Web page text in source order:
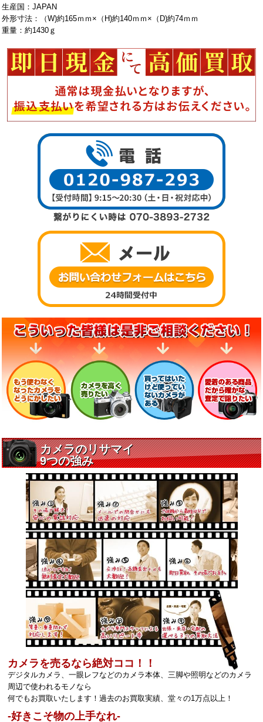
生産国：JAPAN
外形寸法：（W)約165ｍｍ×（H)約140ｍｍ×（D)約74ｍｍ
重量：約1430ｇ
カメラを売るなら絶対ココ！！
デジタルカメラ、一眼レフなどのカメラ本体、三脚や照明などのカメラ
周辺で使われるモノなら
何でもお買取いたします！過去のお買取実績、堂々の1万点以上！
‐好きこそ物の上手なれ‐